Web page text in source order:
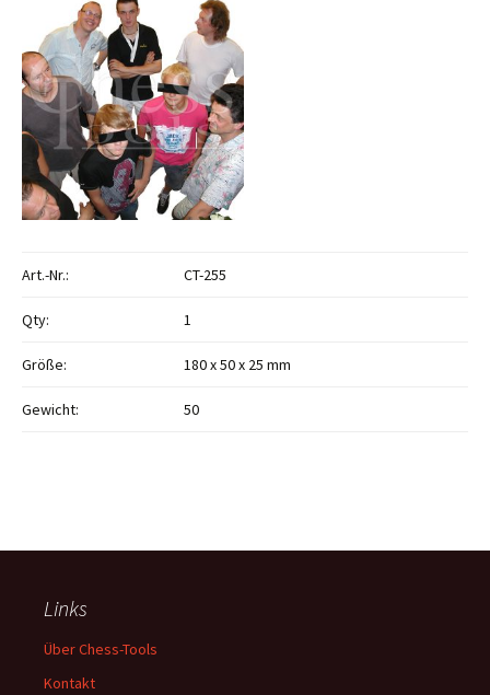
Art.-Nr.: CT-255
Qty: 1
Größe: 180 x 50 x 25 mm
Gewicht: 50
Links
Über Chess-Tools
Kontakt